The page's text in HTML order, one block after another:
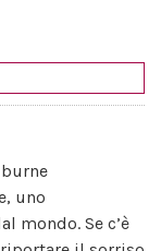
uno
mondo. Se c’è